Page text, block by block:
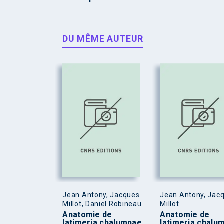
DU MÊME AUTEUR
Jean Antony, Jacques
Millot, Daniel Robineau
Anatomie de
Jean Antony,
Millot
Anatomie de